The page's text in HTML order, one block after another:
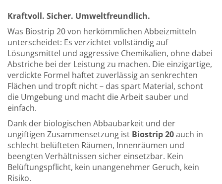
Kraftvoll. Sicher. Umweltfreundlich.
Was Biostrip 20 von herkömmlichen Abbeizmitteln
unterscheidet: Es verzichtet vollständig auf
Lösungsmittel und aggressive Chemikalien, ohne dabei
Abstriche bei der Leistung zu machen. Die einzigartige,
verdickte Formel haftet zuverlässig an senkrechten
Flächen und tropft nicht – das spart Material, schont
die Umgebung und macht die Arbeit sauber und
einfach.
Dank der biologischen Abbaubarkeit und der
ungiftigen Zusammensetzung ist Biostrip 20auch in
schlecht belüfteten Räumen, Innenräumen und
beengten Verhältnissen sicher einsetzbar. Kein
Belüftungspflicht, kein unangenehmer Geruch, kein
Risiko.